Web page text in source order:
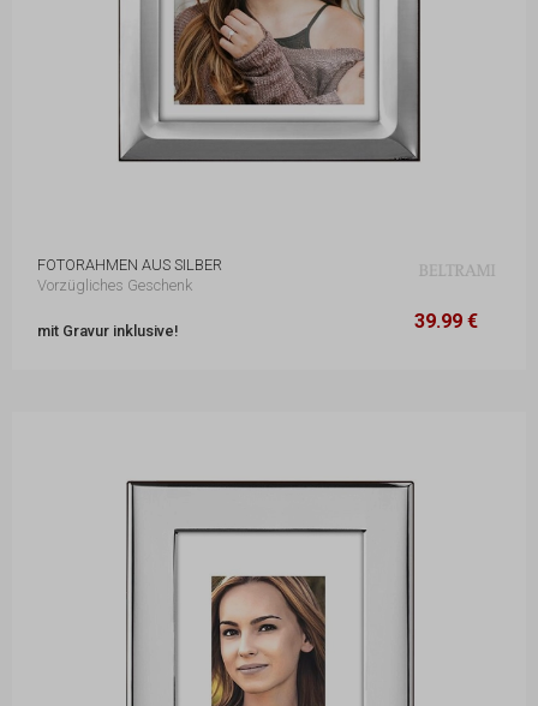
FOTORAHMEN AUS SILBER
Vorzügliches Geschenk
mit Gravur inklusive! 39.99 €
13,9 x 18,5 cm 39.99 €